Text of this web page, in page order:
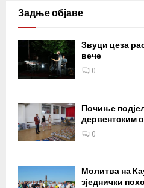
Задње објаве
Звуци цеза
вече
0
Почиње
дервентским
0
Молитва на
зједнички